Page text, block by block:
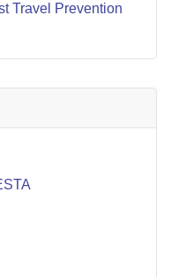
Travel Prevention